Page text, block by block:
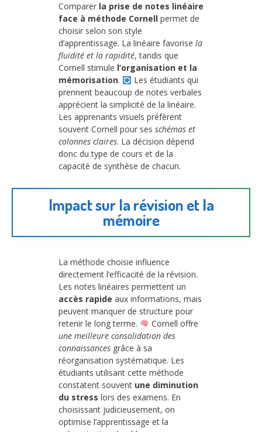
Comparer la prise de notes linéaire
face à méthode Cornell permet de
choisir selon son style
d’apprentissage. La linéaire favorise la
fluidité et la rapidité, tandis que
Cornell stimule l’organisation et la
mémorisation.
Les étudiants qui
prennent beaucoup de notes verbales
apprécient la simplicité de la linéaire.
Les apprenants visuels préfèrent
souvent Cornell pour ses schémas et
colonnes claires. La décision dépend
donc du type de cours et de la
capacité de synthèse de chacun.
Impact sur la révision et la
mémoire
La méthode choisie influence
directement l’efficacité de la révision.
Les notes linéaires permettent un
accès rapide aux informations, mais
peuvent manquer de structure pour
retenir le long terme.
Cornell offre
une meilleure consolidation des
connaissances grâce à sa
réorganisation systématique. Les
étudiants utilisant cette méthode
constatent souvent une diminution
du stress lors des examens. En
choisissant judicieusement, on
optimise l’apprentissage et la